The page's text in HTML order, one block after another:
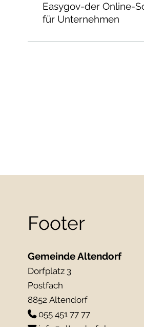
Easygov-der Online-
für Unternehmen
Footer
Gemeinde Altendorf
Dorfplatz 3
Postfach
8852 Altendorf
055 451 77 77